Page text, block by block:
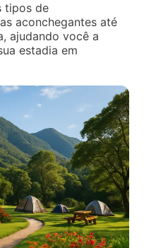
tipos de
aconchegantes até
ajudando você a
estadia em